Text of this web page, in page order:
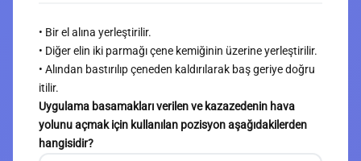
• Bir el alına yerleştirilir.
• Diğer elin iki parmağı çene kemiğinin üzerine yerleştirilir.
• Alından bastırılıp çeneden kaldırılarak baş geriye doğru
itilir.
Uygulama basamakları verilen ve kazazedenin hava
yolunu açmak için kullanılan pozisyon aşağıdakilerden
hangisidir?